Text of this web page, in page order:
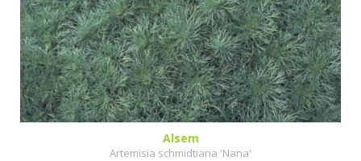
Alsem
Artemisia schmidtiana 'Nana'